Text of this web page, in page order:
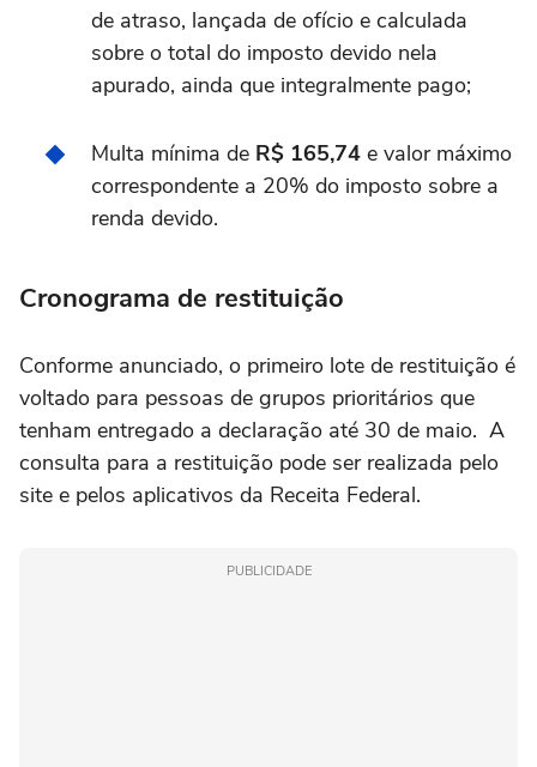
de atraso, lançada de ofício e calculada
sobre o total do imposto devido nela
apurado, ainda que integralmente pago;
Multa mínima de R$ 165,74 e valor máximo
correspondente a 20% do imposto sobre a
renda devido.
Cronograma de restituição
Conforme anunciado, o primeiro lote de restituição é
voltado para pessoas de grupos prioritários que
tenham entregado a declaração até 30 de maio. A
consulta para a restituição pode ser realizada pelo
site e pelos aplicativos da Receita Federal.
PUBLICIDADE